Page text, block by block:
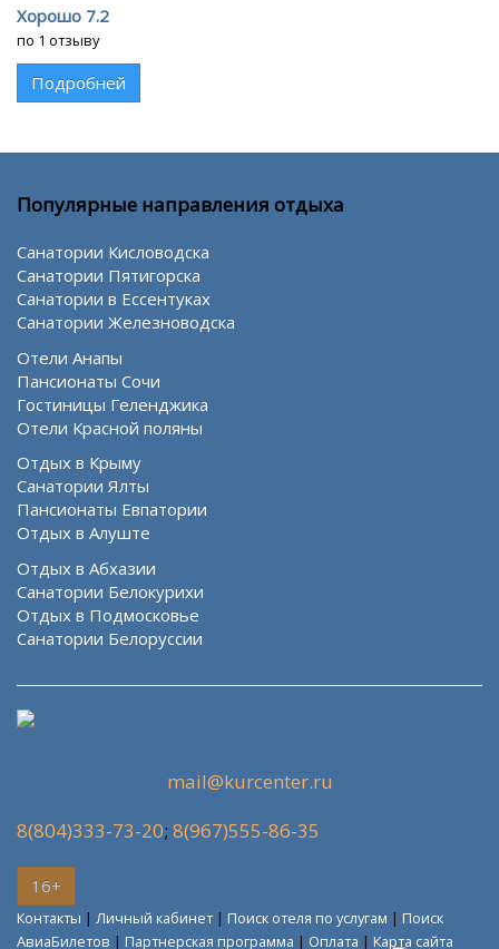
Хорошо 7.2
по 1 отзыву
Подробней
Популярные направления отдыха
Санатории Кисловодска
Санатории Пятигорска
Санатории в Ессентуках
Санатории Железноводска
Отели Анапы
Пансионаты Сочи
Гостиницы Геленджика
Отели Красной поляны
Отдых в Крыму
Санатории Ялты
Пансионаты Евпатории
Отдых в Алуште
Отдых в Абхазии
Санатории Белокурихи
Отдых в Подмосковье
Санатории Белоруссии
mail@kurcenter.ru
8(804)333-73-20; 8(967)555-86-35
16+
Контакты | Личный кабинет| Поиск отеля по услугам | Поиск
АвиаБилетов | Партнерская программа | Оплата | Карта сайта